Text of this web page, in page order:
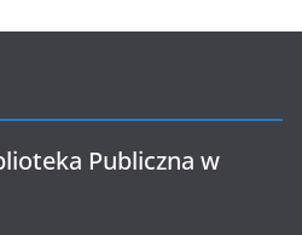
Publiczna w